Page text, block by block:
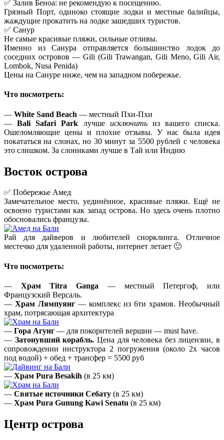
✅ Залив Беноа: не рекомендую к посещению.
Грязный Порт, одиноко стоящие лодки и местные балийцы,
жаждущие прокатить на лодке зашедших туристов.
✅ Санур
Не самые красивые пляжи, сильные отливы.
Именно из Санура отправляется большинство лодок до
соседних островов — Gili (Gili Trawangan, Gili Meno, Gili Air,
Lombok, Nusa Penida)
Цены на Сануре ниже, чем на западном побережье.
Что посмотреть:
— White Sand Beach — местный Пхи-Пхи
—Bali Safari Park лучше исключитьиз вашего списка.
Ошеломляющие цены и плохие отзывы. У нас была идея
покататься на слонах, но 30 минут за 5500 рублей с человека
это слишком. За слониками лучше в Тай или Индию
Восток острова
✅ Побережье Амед
Замечательное место, уединённое, красивые пляжи. Ещё не
освоено туристами как запад острова. Но здесь очень плотно
обосновались французы.
Рай для дайверов и любителей снорклинга. Отличное
местечко для удаленной работы, интернет летает 🙂
Что посмотреть:
— Храм Titra Ganga — местный Петергоф, или
Французский Версаль.
— Храм Лямпуянг— комплекс из 6ти храмов. Необычный
храм, потрясающая архитектура
— Гора Агунг — для покорителей вершин — must have.
— Затонувший корабль. Цена для человека без лицензии, в
сопровождении инструктора 2 погружения (около 2х часов
под водой) + обед + трансфер = 5500 руб
— Храм Pura Besakih (в 25 км)
— Святые источники Себату (в 25 км)
— Храм Pura Gunung Kawi Senatu (в 25 км)
Центр острова